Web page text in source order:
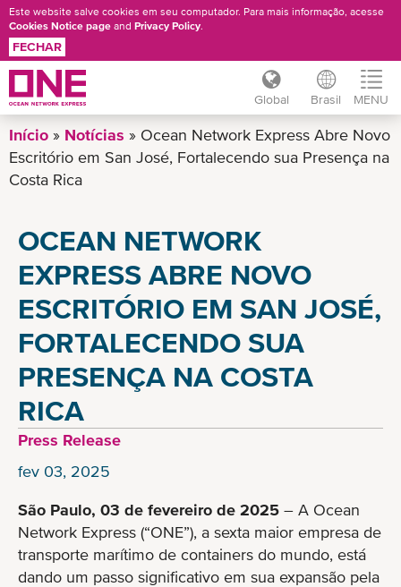
Pular
para
Este website salve cookies em seu computador. Para mais informação, acesse
Cookies Notice page and Privacy Policy.
FECHAR
Global Brasil MENU
Início Notícias
Ocean Network Express Abre Novo
Escritório em San José, Fortalecendo sua Presença na
Costa Rica
OCEAN NETWORK
EXPRESS ABRE NOVO
ESCRITÓRIO EM SAN JOSÉ,
FORTALECENDO SUA
PRESENÇA NA COSTA
RICA
Press Release
fev 03, 2025
São Paulo, 03 de fevereiro de 2025 – A Ocean
Network Express (“ONE”), a sexta maior empresa de
transporte marítimo de containers do mundo, está
dando um passo significativo em sua expansão pela